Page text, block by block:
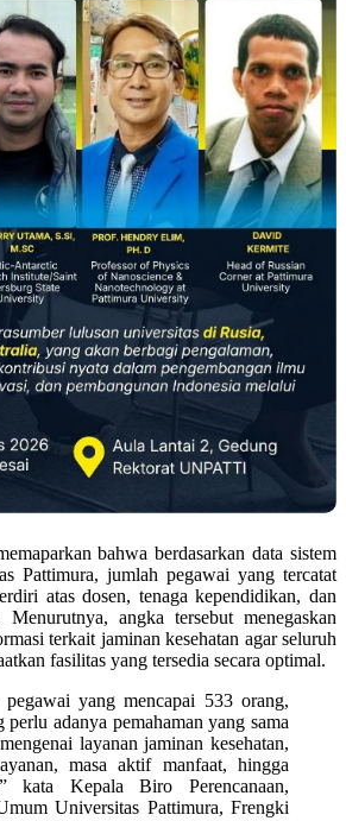
bahwa berdasarkan data sistem
Pattimura, jumlah pegawai yang tercatat
atas dosen, tenaga kependidikan, dan
angka tersebut menegaskan
terkait jaminan kesehatan agar seluruh
fasilitas yang tersedia secara optimal.
yang mencapai 533 orang,
perlu adanya pemahaman yang sama
layanan jaminan kesehatan,
masa aktif manfaat, hingga
kata Kepala Biro Perencanaan,
Universitas Pattimura, Frengki